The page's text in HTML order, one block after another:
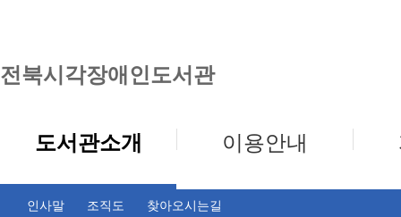
전북시각장애인도서관
도서관소개
인사말 조직도 찾아오시는길
이용안내